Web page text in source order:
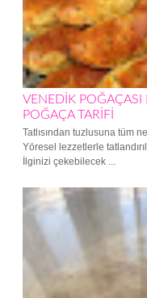
VENEDİK POĞAÇASI
POĞAÇA TARİFİ
Tatlısından tuzlusuna tüm
Yöresel lezzetlerle
İlginizi çekebilecek ...